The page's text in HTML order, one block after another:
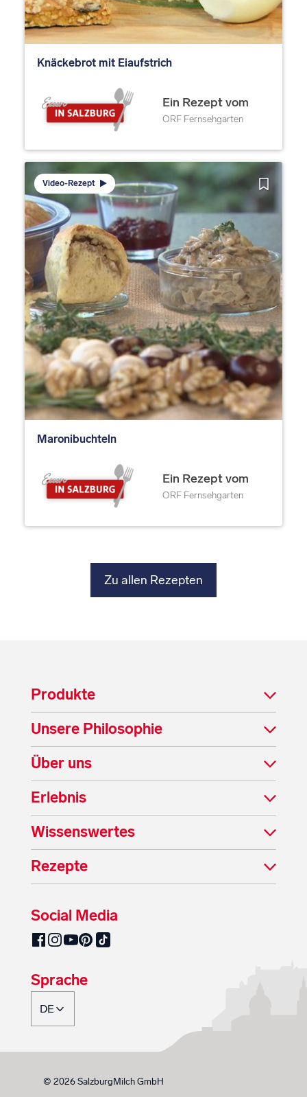
Knäckebrot mit Eiaufstrich
Ein Rezept vom
ORF Fernsehgarten
Video-Rezept
Maronibuchteln
Ein Rezept vom
ORF Fernsehgarten
Zu allen Rezepten
Produkte
Unsere Philosophie
Über uns
Erlebnis
Wissenswertes
Rezepte
Social Media
SalzburgMilch auf Facebook
SalzburgMilch auf Instagram
SalzburgMilch auf YouTube
SalzburgMilch auf Pinterest
SalzburgMilch auf TikTok
Sprache
© 2026 SalzburgMilch GmbH